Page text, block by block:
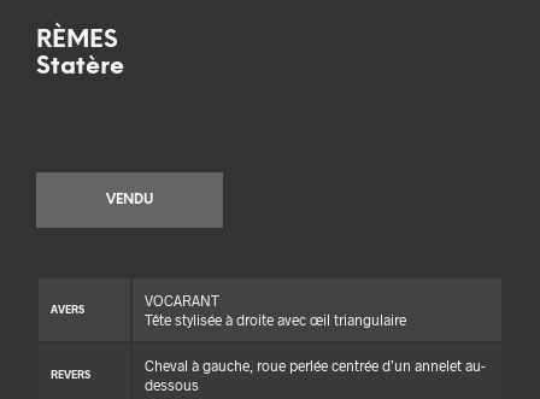
RÈMES
Statère
VENDU
AVERS
VOCARANT
Tête stylisée à droite avec œil triangulaire
REVERS
Cheval à gauche, roue perlée centrée d’un annelet au-
dessous